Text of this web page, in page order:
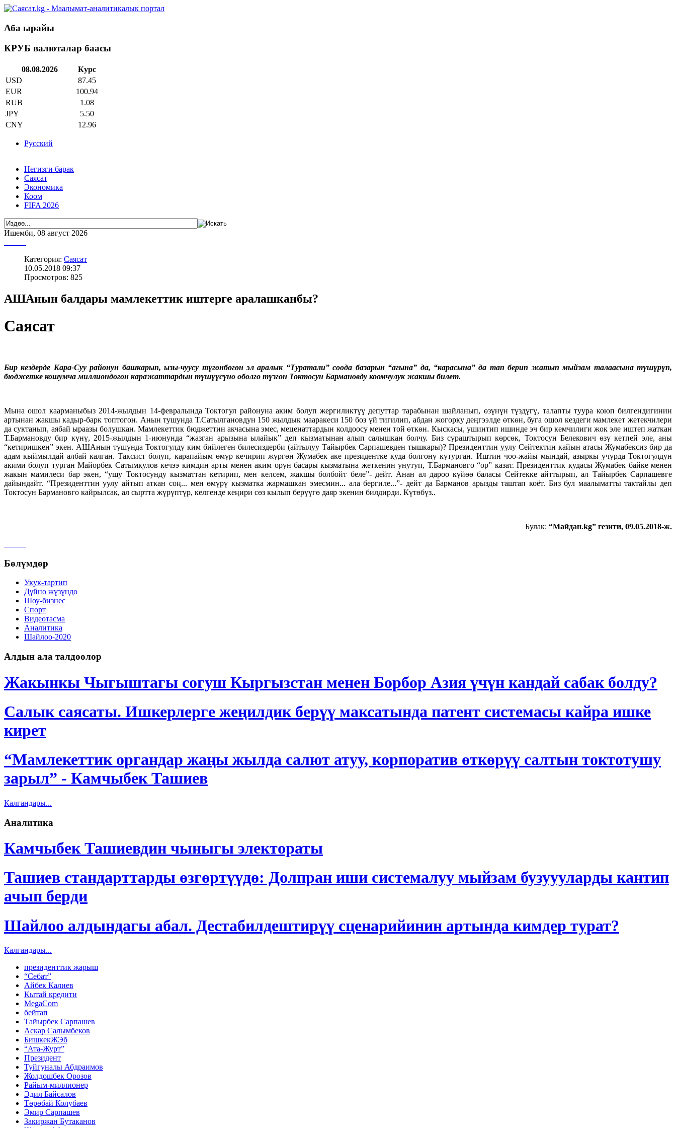
Аба ырайы
КРУБ валюталар баасы
08.08.2026
Курс
USD
87.45
EUR
100.94
RUB
1.08
JPY
5.50
CNY
12.96
Русский
Негизги барак
Саясат
Экономика
Коом
FIFA 2026
Ишемби, 08 август 2026
Категория: Саясат
10.05.2018 09:37
Просмотров: 825
АШАнын балдары мамлекеттик иштерге аралашканбы?
Саясат
Бир кездерде Кара-Суу районун башкарып, ызы-чуусу түгөнбөгөн эл аралык “Туратали” соода базарын “агына” да, “карасына” да тап берип жатып мыйзам талаасына түшүрүп,
бюджетке кошумча миллиондогон каражаттардын түшүүсүнө өбөлгө түзгөн Токтосун Бармановду коомчулук жакшы билет.
Мына ошол каарманыбыз 2014-жылдын 14-февралында Токтогул районуна аким болуп жергиликтүү депуттар тарабынан шайланып, өзүнүн түздүгү, талапты туура коюп билгендигинин
артынан жакшы кадыр-барк топтогон. Анын тушунда Т.Сатылгановдун 150 жылдык мааракеси 150 боз үй тигилип, абдан жогорку деңгээлде өткөн, буга ошол кездеги мамлекет жетекчилери
да суктанып, аябай ыраазы болушкан. Мамлекеттик бюджеттин акчасына эмес, меценаттардын колдоосу менен той өткөн. Кыскасы, ушинтип ишинде эч бир кемчилиги жок эле иштеп жаткан
Т.Бармановду бир күнү, 2015-жылдын 1-июнунда “жазган арызына ылайык” деп кызматынан алып салышкан болчу. Биз сураштырып көрсөк, Токтосун Белекович өзү кетпей эле, аны
“кетиришкен” экен. АШАнын тушунда Токтогулду ким бийлеген билесиздерби (айтылуу Тайырбек Сарпашевден тышкары)? Президенттин уулу Сейтектин кайын атасы Жумабексиз бир да
адам кыймылдай албай калган. Таксист болуп, карапайым өмүр кечирип жүргөн Жумабек аке президентке куда болгону кутурган. Иштин чоо-жайы мындай, азыркы учурда Токтогулдун
акими болуп турган Майорбек Сатымкулов кечээ кимдин арты менен аким орун басары кызматына жеткенин унутуп, Т.Бармановго “ор” казат. Президенттик кудасы Жумабек байке менен
жакын мамилеси бар экен, “ушу Токтосунду кызматтан кетирип, мен келсем, жакшы болбойт беле”- дейт. Анан ал дароо күйөө баласы Сейтекке айттырып, ал Тайырбек Сарпашевге
дайындайт. “Президенттин уулу айтып аткан соң... мен өмүрү кызматка жармашкан эмесмин... ала бергиле...”- дейт да Барманов арызды таштап коёт. Биз бул маалыматты тактайлы деп
Токтосун Бармановго кайрылсак, ал сыртта жүрүптүр, келгенде кеңири сөз кылып берүүгө даяр экенин билдирди. Күтөбүз..
Булак: “Майдан.kg” гезити, 09.05.2018-ж.
Бөлүмдөр
Укук-тартип
Дγйнө жүзүндө
Шоу-бизнес
Спорт
Видеотасма
Аналитика
Шайлоо-2020
Алдын ала талдоолор
Жакынкы Чыгыштагы согуш Кыргызстан менен Борбор Азия үчүн кандай сабак болду?
Салык саясаты. Ишкерлерге жеңилдик берүү максатында патент системасы кайра ишке
кирет
“Мамлекеттик органдар жаңы жылда салют атуу, корпоратив өткөрүү салтын токтотушу
зарыл” - Камчыбек Ташиев
Калгандары...
Аналитика
Камчыбек Ташиевдин чыныгы электораты
Ташиев стандарттарды өзгөртүүдө: Долпран иши системалуу мыйзам бузуууларды кантип
ачып берди
Шайлоо алдындагы абал. Дестабилдештирүү сценарийинин артында кимдер турат?
Калгандары...
президенттик жарыш
“Себат”
Айбек Калиев
Кытай кредити
MegaCom
бейтап
Тайырбек Сарпашев
Аскар Салымбеков
БишкекЖЭб
“Ата-Журт”
Президент
Туйгуналы Абдраимов
Жолдошбек Орозов
Райым-миллионер
Эдил Байсалов
Төрөбай Колубаев
Эмир Сарпашев
Закиржан Бутаканов